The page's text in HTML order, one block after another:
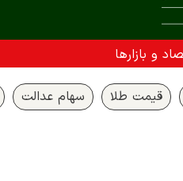
قیمت طلا سهام عدالت